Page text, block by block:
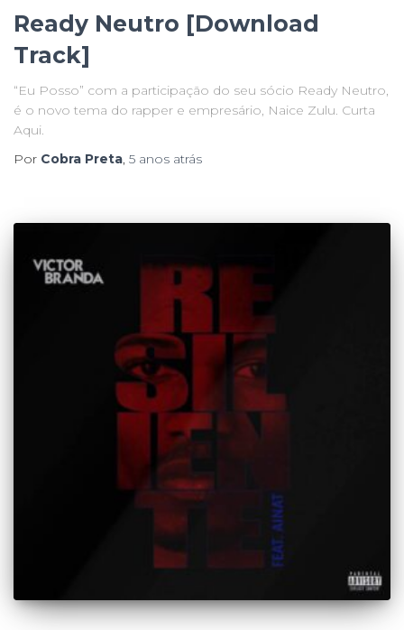
Ready Neutro [Download
Track]
“Eu Posso” com a participação do seu sócio Ready Neutro,
é o novo tema do rapper e empresário, Naice Zulu. Curta
Aqui.
Por Cobra Preta, 5 anos atrás